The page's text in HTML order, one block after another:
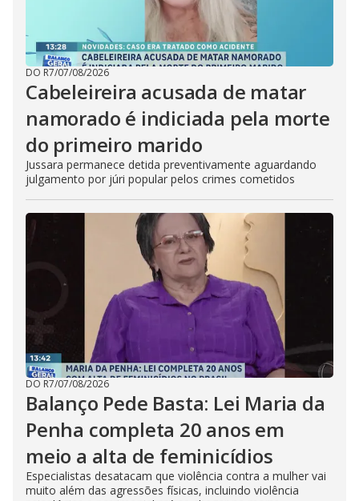
DO R7/07/08/2026
Cabeleireira acusada de matar
namorado é indiciada pela morte
do primeiro marido
Jussara permanece detida preventivamente aguardando
julgamento por júri popular pelos crimes cometidos
DO R7/07/08/2026
Balanço Pede Basta: Lei Maria da
Penha completa 20 anos em
meio a alta de feminicídios
Especialistas desatacam que violência contra a mulher vai
muito além das agressões físicas, incluindo violência